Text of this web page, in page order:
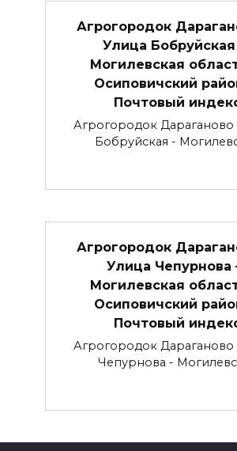
Агрогородок
Улица
Могилевская
Осиповичский
Почтовый
Агрогородок Дараганово
Бобруйская -
Агрогородок
Улица Чепурнова
Могилевская
Осиповичский
Почтовый
Агрогородок Дараганово
Чепурнова -